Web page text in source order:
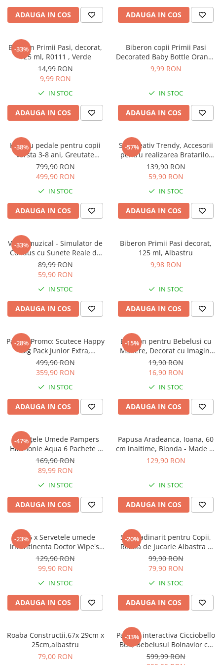
Sampon si balsam copii
Sapun & Gel de dus copii
Tampoane pentru San
Set Ingrijire Bebelusi
Arme de jucarie
Ateliere si bancuri de lucru
Bucatarii copii
Carucioare papusi si accesorii
Casute de papusi si mobilier
Cuburi si caramizi
Elicoptere, avioane si nave de
Frumusete, bijuterii si accesorii
fetite
Jocuri de societate
Jucarii de plus
Masinute
Motociclete de jucarie
Papusi
Roboti de jucarie
Set joaca doctor
Set joaca gradinarit
Set joaca supermarket
Seturi de constructie
Utilaje constructie de jucarie
Hrana bebelusi
Articole hranire bebelusi
Biberoane, tetine si accesorii
Scaune de masa bebe
Suzete si accesorii
Carti pentru copii
Atlase si enciclopedii pentru copii
Carti pentru Bebelusi
Balansoare copii
Casute si corturi copii
Colaci, ochelari si accesorii inot
Jucarii pentru plaja si nisip
Tobogane copii
Masinute si vehicule pentru copii
Piscine copii
ADAUGA IN COS ADAUGA IN COS
-33%
Biberon Primii Pasi, decorat,
125 ml, R0111 , Verde
14,99 RON
9,99 RON
IN STOC
ADAUGA IN COS
Biberon copii Primii Pasi
Decorated Baby Bottle Orange
125ml
9,99 RON
IN STOC
ADAUGA IN COS
-38%
Kart cu pedale pentru copii
varsta 3-8 ani, Greutate
Maxima Suportata este de 50
Kg
799,90 RON
499,90 RON
IN STOC
ADAUGA IN COS
-57%
Set Creativ Trendy, Accesorii
pentru realizarea Bratarilor
din elastic, Rainbow Loom
Bands, 950 piese, Multicolor
139,90 RON
59,90 RON
IN STOC
ADAUGA IN COS
-33%
Volan muzical - Simulator de
Condus cu Sunete Reale de
Masina si Suport cu Ventuze
pentru copii, Galben cu Negru
89,99 RON
59,90 RON
IN STOC
ADAUGA IN COS
Biberon Primii Pasi decorat,
125 ml, Albastru
9,98 RON
IN STOC
ADAUGA IN COS
-28%
Pachet Promo: Scutece Happy
Big Pack Junior Extra,
Marimea NR. 6, 16+ kg, 4 X
54* 216 bucati
499,90 RON
359,90 RON
IN STOC
ADAUGA IN COS
-15%
Biberon pentru Bebelusi cu
Manere, Decorat cu Imagini
Atractive 250 ml - Roz
19,90 RON
16,90 RON
IN STOC
ADAUGA IN COS
-47%
Șervețele Umede Pampers
Harmonie Aqua 6 Pachete x
48 Servețele = 288 Servețele
pentru Bebeluși, protejează
împotriva iritațiilor pielii,
loțiune delicată cu 99% apă
pura
169,90 RON
89,99 RON
IN STOC
ADAUGA IN COS
Papusa Aradeanca, Ioana, 60
cm inaltime, Blonda - Made in
Romania
129,90 RON
IN STOC
ADAUGA IN COS
-23%
Set 6 x Servetele umede
incontinenta Doctor Wipe's,
432 buc
129,90 RON
99,90 RON
IN STOC
ADAUGA IN COS
-20%
Set gradinarit pentru Copii,
Roaba de Jucarie Albastra +
Set Lopata si Grebla Rosii
99,90 RON
79,90 RON
IN STOC
ADAUGA IN COS
Roaba Constructii,67x 29cm x
25cm,albastru
79,00 RON
-33%
Papusa interactiva Cicciobello
Bua, Bebelusul Bolnavior cu
Febra Mare, 42 CM
599,99 RON